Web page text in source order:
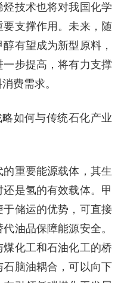
技术也将对我国化学
支撑作用。未来，随
有望成为新型原料，
步提高，将有力支撑
费需求。
如何与传统石化产业
重要能源载体，其生
是氢的有效载体。甲
储运的优势，可直接
油品保障能源安全。
化工和石油化工的桥
脑油耦合，可以向下